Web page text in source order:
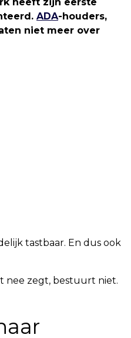
ADA-houders,
niet meer over
tastbaar. En dus ook
nee zegt, bestuurt niet.